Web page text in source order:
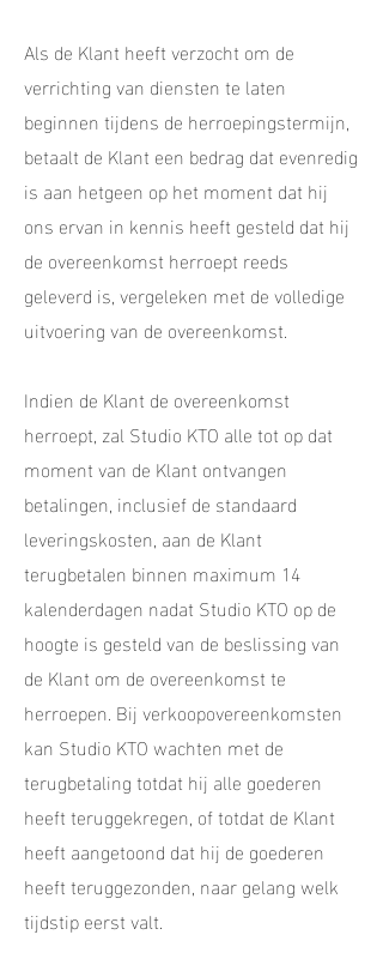
Als de Klant heeft verzocht om de
verrichting van diensten te laten
beginnen tijdens de herroepingstermijn,
betaalt de Klant een bedrag dat evenredig
is aan hetgeen op het moment dat hij
ons ervan in kennis heeft gesteld dat hij
de overeenkomst herroept reeds
geleverd is, vergeleken met de volledige
uitvoering van de overeenkomst.
Indien de Klant de overeenkomst
herroept, zal Studio KTO alle tot op dat
moment van de Klant ontvangen
betalingen, inclusief de standaard
leveringskosten, aan de Klant
terugbetalen binnen maximum 14
kalenderdagen nadat Studio KTO op de
hoogte is gesteld van de beslissing van
de Klant om de overeenkomst te
herroepen. Bij verkoopovereenkomsten
kan Studio KTO wachten met de
terugbetaling totdat hij alle goederen
heeft teruggekregen, of totdat de Klant
heeft aangetoond dat hij de goederen
heeft teruggezonden, naar gelang welk
tijdstip eerst valt.